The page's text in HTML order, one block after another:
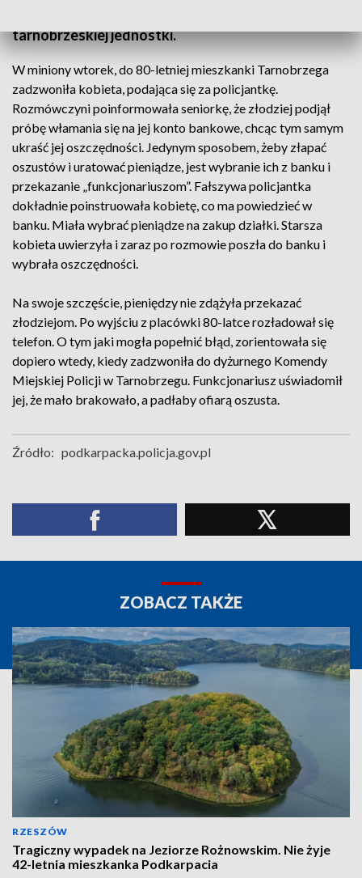
tarnobrzeskiej jednostki.
W miniony wtorek, do 80-letniej mieszkanki Tarnobrzega
zadzwoniła kobieta, podająca się za policjantkę.
Rozmówczyni poinformowała seniorkę, że złodziej podjął
próbę włamania się na jej konto bankowe, chcąc tym samym
ukraść jej oszczędności. Jedynym sposobem, żeby złapać
oszustów i uratować pieniądze, jest wybranie ich z banku i
przekazanie „funkcjonariuszom”. Fałszywa policjantka
dokładnie poinstruowała kobietę, co ma powiedzieć w
banku. Miała wybrać pieniądze na zakup działki. Starsza
kobieta uwierzyła i zaraz po rozmowie poszła do banku i
wybrała oszczędności.
Na swoje szczęście, pieniędzy nie zdążyła przekazać
złodziejom. Po wyjściu z placówki 80-latce rozładował się
telefon. O tym jaki mogła popełnić błąd, zorientowała się
dopiero wtedy, kiedy zadzwoniła do dyżurnego Komendy
Miejskiej Policji w Tarnobrzegu. Funkcjonariusz uświadomił
jej, że mało brakowało, a padłaby ofiarą oszusta.
Źródło: podkarpacka.policja.gov.pl
ZOBACZ TAKŻE
RZESZÓW
Tragiczny wypadek na Jeziorze Rożnowskim. Nie żyje
42-letnia mieszkanka Podkarpacia